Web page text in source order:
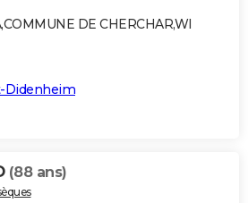
DE CHERCHAR,WI
Didenheim
(88 ans)